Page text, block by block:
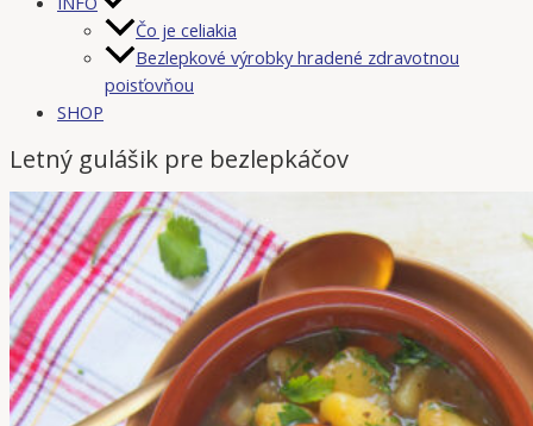
Čo je celiakia
Bezlepkové výrobky hradené zdravotnou
poisťovňou
SHOP
Letný gulášik pre bezlepkáčov